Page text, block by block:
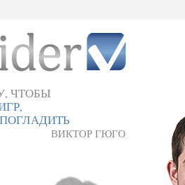
ЧТОБЫ
ВИКТОР ГЮГО